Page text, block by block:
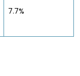
7.7%